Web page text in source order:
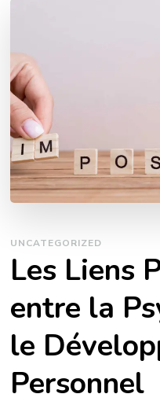
UNCATEGORIZED
Les Liens
entre la
le
Personnel